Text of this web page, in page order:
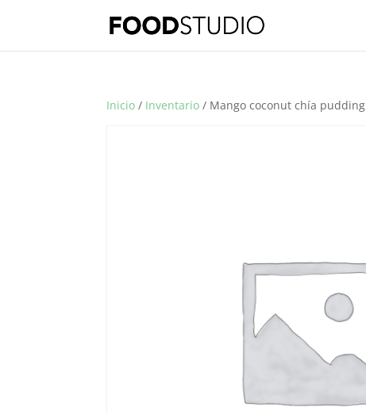
Inicio / Inventario / Mango coconut chía pudding